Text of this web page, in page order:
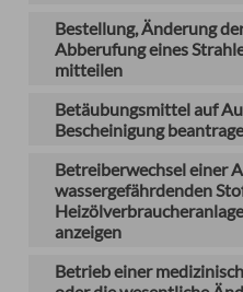
Bestellung, Änderung
Abberufung eines
mitteilen
Betäubungsmittel auf
Bescheinigung
Betreiberwechsel einer
wassergefährdenden
anzeigen
Betrieb einer